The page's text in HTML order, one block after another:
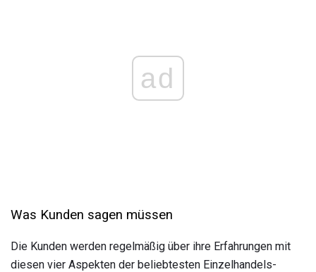
ad
Was Kunden sagen müssen
Die Kunden werden regelmäßig über ihre Erfahrungen mit
diesen vier Aspekten der beliebtesten Einzelhandels-